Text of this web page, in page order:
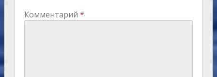
Комментарий *